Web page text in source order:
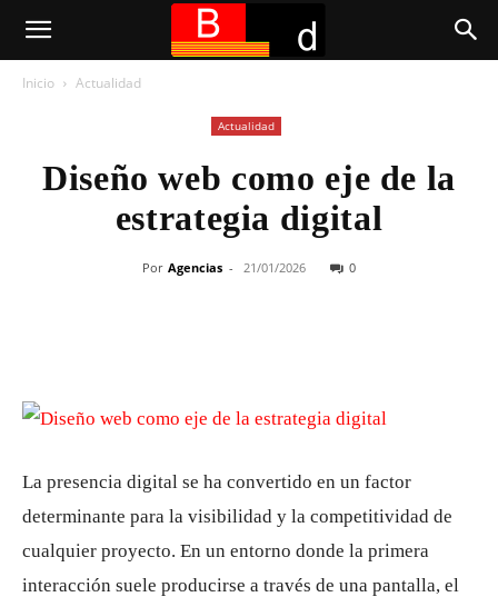
Inicio Actualidad
Actualidad
Diseño web como eje de la
estrategia digital
Por Agencias - 21/01/2026 0
La presencia digital se ha convertido en un factor
determinante para la visibilidad y la competitividad de
cualquier proyecto. En un entorno donde la primera
interacción suele producirse a través de una pantalla, el